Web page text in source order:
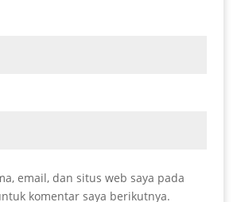
email, dan situs web saya pada
komentar saya berikutnya.